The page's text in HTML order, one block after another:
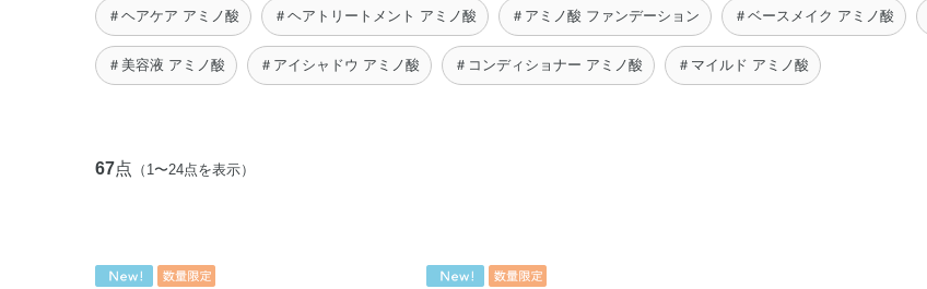
＃ヘアケア アミノ酸 ＃ヘアトリートメント アミノ酸 ＃アミノ酸 ファンデーション ＃ベースメイク アミノ酸
＃美容液 アミノ酸 ＃アイシャドウ アミノ酸 ＃コンディショナー アミノ酸 ＃マイルド アミノ酸
67点 （1〜24点を表示）